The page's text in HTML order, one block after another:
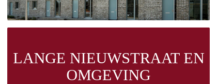
LANGE NIEUWSTRAAT EN
OMGEVING